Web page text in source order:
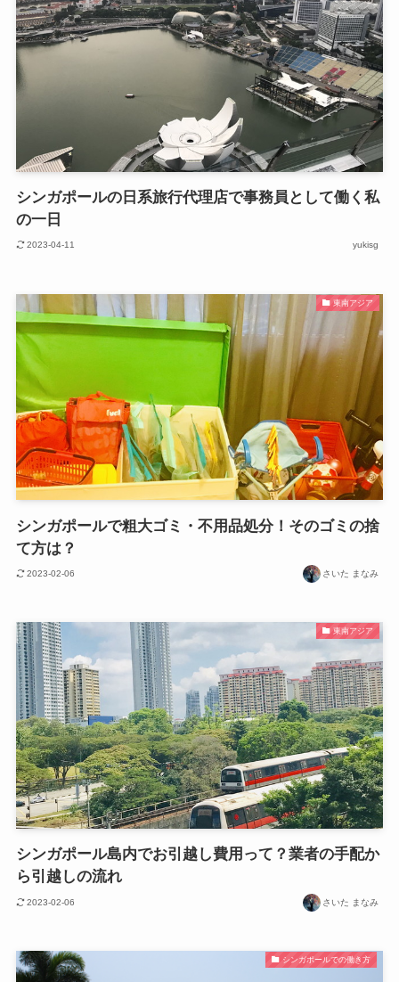
シンガポールの日系旅行代理店で事務員として働く私
の一日
2023-04-11 yukisg
東南アジア
シンガポールで粗大ゴミ・不用品処分！そのゴミの捨
て方は？
2023-02-06 さいた まなみ
東南アジア
シンガポール島内でお引越し費用って？業者の手配か
ら引越しの流れ
2023-02-06 さいた まなみ
シンガポールでの働き方